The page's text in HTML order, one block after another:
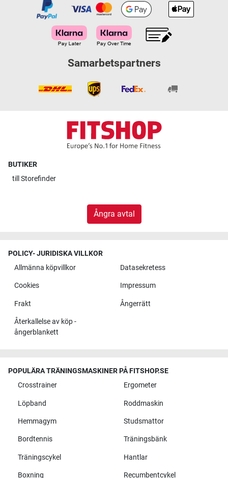
Samarbetspartners
BUTIKER
tillStorefinder
Ångra avtal
POLICY- JURIDISKA VILLKOR
Allmänna köpvillkor
Datasekretess
Cookies Impressum
Frakt Ångerrätt
Återkallelse av köp -
ångerblankett
POPULÄRA TRÄNINGSMASKINER PÅ FITSHOP.SE
Crosstrainer
Ergometer
Löpband Roddmaskin
Hemmagym Studsmattor
Bordtennis Träningsbänk
Träningscykel Hantlar
Boxning Recumbentcykel